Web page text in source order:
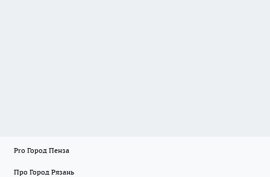
Pro Город Пенза
Про Город Рязань